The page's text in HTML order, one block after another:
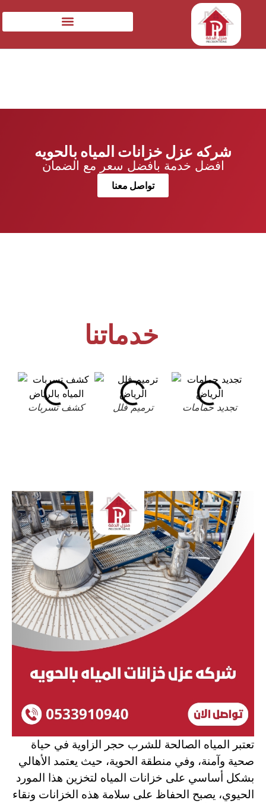
شركه عزل خزانات المياه بالحويه
افضل خدمة بافضل سعر مع الضمان
تواصل معنا
خدماتنا
كشف تسربات ترميم فلل تجديد حمامات
تعتبر المياه الصالحة للشرب حجر الزاوية في حياة
صحية وآمنة، وفي منطقة الحوية، حيث يعتمد الأهالي
بشكل أساسي على خزانات المياه لتخزين هذا المورد
الحيوي، يصبح الحفاظ على سلامة هذه الخزانات ونقاء